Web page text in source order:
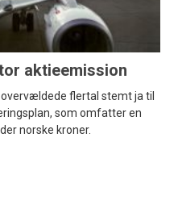
aktieemission
flertal stemt ja til
som omfatter en
norske kroner.